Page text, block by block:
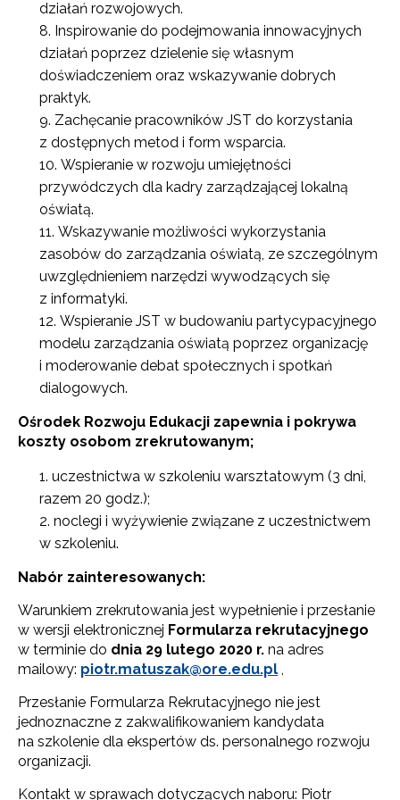
działań rozwojowych.
Inspirowanie do podejmowania innowacyjnych
działań poprzez dzielenie się własnym
doświadczeniem oraz wskazywanie dobrych
praktyk.
Zachęcanie pracowników JST do korzystania
z dostępnych metod i form wsparcia.
Wspieranie w rozwoju umiejętności
przywódczych dla kadry zarządzającej lokalną
oświatą.
Wskazywanie możliwości wykorzystania
zasobów do zarządzania oświatą, ze szczególnym
uwzględnieniem narzędzi wywodzących się
z informatyki.
Wspieranie JST w budowaniu partycypacyjnego
modelu zarządzania oświatą poprzez organizację
i moderowanie debat społecznych i spotkań
dialogowych.
Ośrodek Rozwoju Edukacji zapewnia i pokrywa
koszty osobom zrekrutowanym;
uczestnictwa w szkoleniu warsztatowym (3 dni,
razem 20 godz.);
noclegi i wyżywienie związane z uczestnictwem
w szkoleniu.
Nabór zainteresowanych:
Warunkiem zrekrutowania jest wypełnienie i przesłanie
w wersji elektronicznej Formularza rekrutacyjnego
w terminie do dnia 29 lutego 2020 r. na adres
mailowy: piotr.matuszak@ore.edu.pl
Przesłanie Formularza Rekrutacyjnego nie jest
jednoznaczne z zakwalifikowaniem kandydata
na szkolenie dla ekspertów ds. personalnego rozwoju
organizacji.
Kontakt w sprawach dotyczących naboru: Piotr